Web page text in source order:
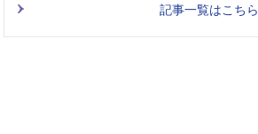
記事一覧はこちら